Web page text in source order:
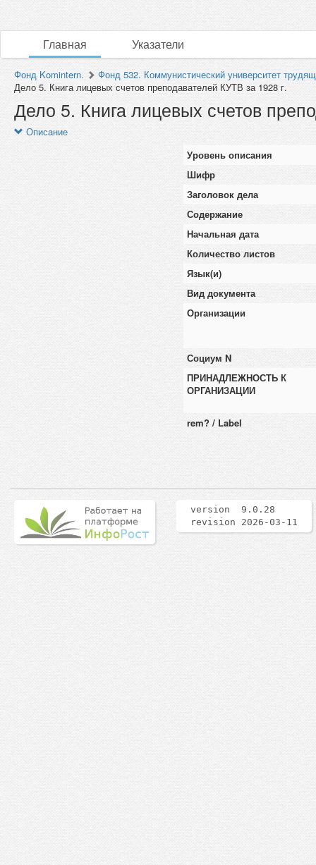
Главная Указатели
Фонд Komintern.
Фонд 532. Коммунистический университет
Дело 5. Книга лицевых счетов преподавателей КУТВ за 1928 г.
Дело 5. Книга лицевых счетов
Описание
Уровень описания
Шифр
Заголовок дела
Содержание
Начальная дата
Количество листов
Язык(и)
Вид документа
Организации
Социум N
ПРИНАДЛЕЖНОСТЬ К
ОРГАНИЗАЦИИ
rem? / Label
version 9.0.28
revision 2026-03-11